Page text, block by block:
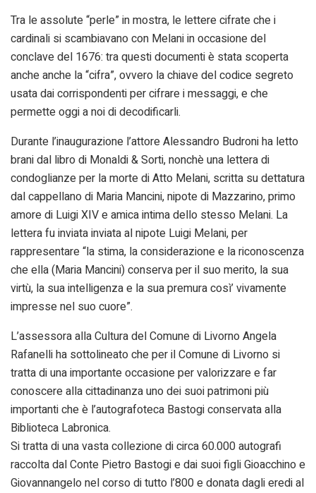
Tra le assolute “perle” in mostra, le lettere cifrate che i
cardinali si scambiavano con Melani in occasione del
conclave del 1676: tra questi documenti è stata scoperta
anche anche la “cifra”, ovvero la chiave del codice segreto
usata dai corrispondenti per cifrare i messaggi, e che
permette oggi a noi di decodificarli.
Durante l’inaugurazione l’attore Alessandro Budroni ha letto
brani dal libro di Monaldi & Sorti, nonchè una lettera di
condoglianze per la morte di Atto Melani, scritta su dettatura
dal cappellano di Maria Mancini, nipote di Mazzarino, primo
amore di Luigi XIV e amica intima dello stesso Melani. La
lettera fu inviata inviata al nipote Luigi Melani, per
rappresentare “la stima, la considerazione e la riconoscenza
che ella (Maria Mancini) conserva per il suo merito, la sua
virtù, la sua intelligenza e la sua premura così’ vivamente
impresse nel suo cuore”.
L’assessora alla Cultura del Comune di Livorno Angela
Rafanelli ha sottolineato che per il Comune di Livorno si
tratta di una importante occasione per valorizzare e far
conoscere alla cittadinanza uno dei suoi patrimoni più
importanti che è l’autografoteca Bastogi conservata alla
Biblioteca Labronica.
Si tratta di una vasta collezione di circa 60.000 autografi
raccolta dal Conte Pietro Bastogi e dai suoi figli Gioacchino e
Giovannangelo nel corso di tutto l’800 e donata dagli eredi al